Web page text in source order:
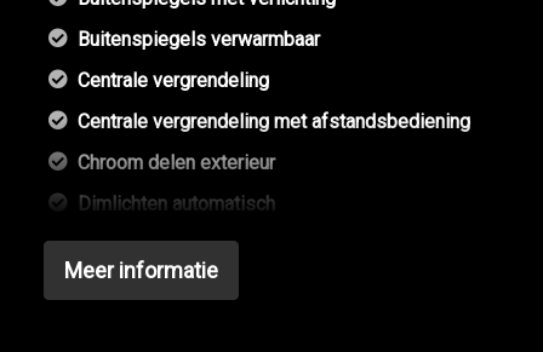
Buitenspiegels verwarmbaar
Centrale vergrendeling
Centrale vergrendeling met afstandsbediening
Chroom delen exterieur
Dimlichten automatisch
Elektrisch glazen panorama-dak
Glazen schuifdak
Meer informatie